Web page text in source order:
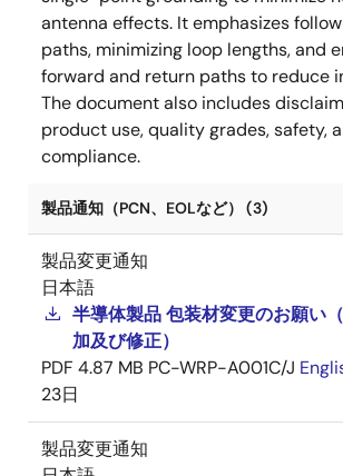
antenna effects. It emphasizes
paths, minimizing loop lengths, and
forward and return paths to reduce
The document also includes
product use, quality grades, safety,
compliance.
製品通知（PCN、EOLなど） (3)
製品変更通知
日本語
半導体製品 包装材変更のお願い
加及び修正）
PDF 4.87 MB PC-WRP-A001C/J
23日
製品変更通知